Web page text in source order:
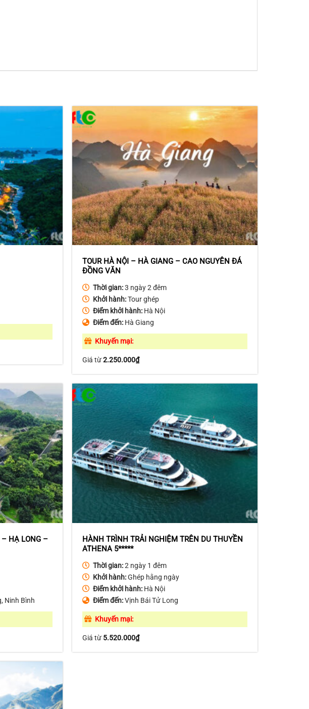
TOUR HÀ NỘI – HÀ GIANG – CAO NGUYÊN ĐÁ
ĐỒNG VĂN
Thời gian:3 ngày 2 đêm
Khởi hành:Tour ghép
Điểm khởi hành: Hà Nội
Điểm đến: Hà Giang
Khuyến mại:
Giá từ2.250.000₫
– HẠ LONG –
Ninh Bình
HÀNH TRÌNH TRẢI NGHIỆM TRÊN DU THUYỀN
ATHENA 5*****
Thời gian:2 ngày 1 đêm
Khởi hành:Ghép hằng ngày
Điểm khởi hành: Hà Nội
Điểm đến:Vịnh Bái Tử Long
Khuyến mại:
Giá từ 5.520.000₫